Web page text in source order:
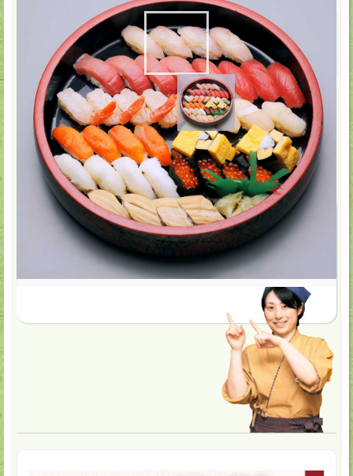
配達・店頭受取
8,640円(税込)
★お気に入り
山留 上握り（4人前）
中トロ、穴子、いくらなどが入っております。